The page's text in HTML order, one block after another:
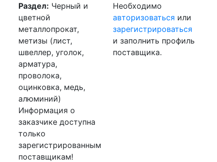
Раздел: Черный и
цветной
металлопрокат,
метизы (лист,
швеллер, уголок,
арматура,
проволока,
оцинковка, медь,
алюминий)
Информация о
заказчике доступна
только
зарегистрированным
поставщикам!
Необходимо
авторизоваться или
зарегистрироваться
и заполнить профиль
поставщика.